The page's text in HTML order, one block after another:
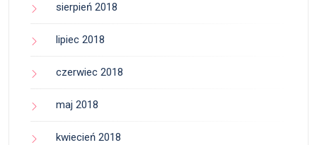
sierpień 2018
lipiec 2018
czerwiec 2018
maj 2018
kwiecień 2018